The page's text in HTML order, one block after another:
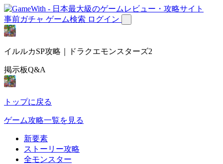
事前ガチャ ゲーム検索 ログイン
イルルカSP攻略｜ドラクエモンスターズ2
掲示板Q&A
トップに戻る
ゲーム攻略一覧を見る
新要素
ストーリー攻略
全モンスター